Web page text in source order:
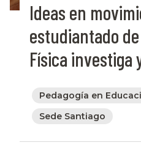
Ideas en
estudiantado
Física investiga
Pedagogía en
Sede Santiago